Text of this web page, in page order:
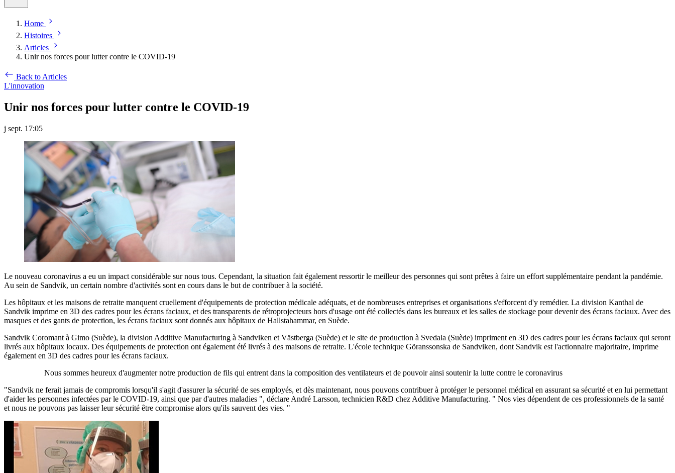
Home
Histoires
Articles
Unir nos forces pour lutter contre le COVID-19
Back to Articles
L'innovation
Unir nos forces pour lutter contre le COVID-19
j sept. 17:05
Le nouveau coronavirus a eu un impact considérable sur nous tous. Cependant, la situation fait également ressortir le meilleur des personnes qui sont prêtes à faire un effort supplémentaire pendant la pandémie.
Au sein de Sandvik, un certain nombre d'activités sont en cours dans le but de contribuer à la société.
Les hôpitaux et les maisons de retraite manquent cruellement d'équipements de protection médicale adéquats, et de nombreuses entreprises et organisations s'efforcent d'y remédier. La division Kanthal de
Sandvik imprime en 3D des cadres pour les écrans faciaux, et des transparents de rétroprojecteurs hors d'usage ont été collectés dans les bureaux et les salles de stockage pour devenir des écrans faciaux. Avec des
masques et des gants de protection, les écrans faciaux sont donnés aux hôpitaux de Hallstahammar, en Suède.
Sandvik Coromant à Gimo (Suède), la division Additive Manufacturing à Sandviken et Västberga (Suède) et le site de production à Svedala (Suède) impriment en 3D des cadres pour les écrans faciaux qui seront
livrés aux hôpitaux locaux. Des équipements de protection ont également été livrés à des maisons de retraite. L'école technique Göranssonska de Sandviken, dont Sandvik est l'actionnaire majoritaire, imprime
également en 3D des cadres pour les écrans faciaux.
Nous sommes heureux d'augmenter notre production de fils qui entrent dans la composition des ventilateurs et de pouvoir ainsi soutenir la lutte contre le coronavirus
"Sandvik ne ferait jamais de compromis lorsqu'il s'agit d'assurer la sécurité de ses employés, et dès maintenant, nous pouvons contribuer à protéger le personnel médical en assurant sa sécurité et en lui permettant
d'aider les personnes infectées par le COVID-19, ainsi que par d'autres maladies ", déclare André Larsson, technicien R&D chez Additive Manufacturing. " Nos vies dépendent de ces professionnels de la santé
et nous ne pouvons pas laisser leur sécurité être compromise alors qu'ils sauvent des vies. "